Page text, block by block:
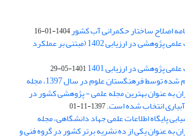
اصلاح ساختار حکمرانی آب کشور1404-01-16
کسب رتبه الف مجلات علمی پژوهشی در ارزیابی 1402 (مبتنی بر عملکرد
پژوهشی در ارزیابی 1401 1401-05-29
بر اساس ارزیابی انجام شده توسط فرهنگستان علوم در سال 1397، مجله
به عنوان بهترین مجله علمی - پژوهشی کشور در
انتخاب شده است.1397-11-01
پایگاه اطلاعات علمی جهاد دانشگاهی، مجله
به عنوان یکی از ده نشریه برتر کشور در گروه فنی و